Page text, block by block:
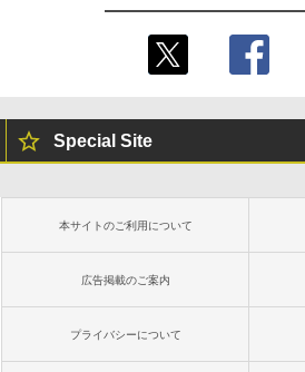
Special Site
本サイトのご利用について
広告掲載のご案内
プライバシーについて